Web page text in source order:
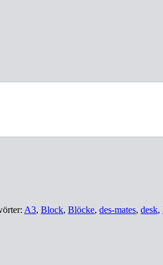
A3, Block, Blöcke, des-mates, desk,